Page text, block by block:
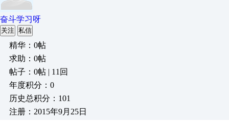
奋斗学习呀
关注 私信
精华：0帖
求助：0帖
帖子：0帖 | 11回
年度积分：0
历史总积分：101
注册：2015年9月25日